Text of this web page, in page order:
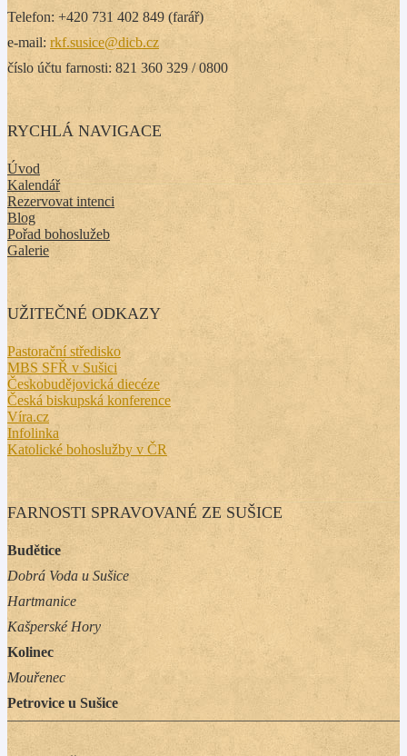
Telefon: +420 731 402 849 (farář)
e-mail: rkf.susice@dicb.cz
číslo účtu farnosti: 821 360 329 / 0800
RYCHLÁ NAVIGACE
Úvod
Kalendář
Rezervovat intenci
Blog
Pořad bohoslužeb
Galerie
UŽITEČNÉ ODKAZY
Pastorační středisko
MBS SFŘ v Sušici
Českobudějovická diecéze
Česká biskupská konference
Víra.cz
Infolinka
Katolické bohoslužby v ČR
FARNOSTI SPRAVOVANÉ ZE SUŠICE
Budětice
Dobrá Voda u Sušice
Hartmanice
Kašperské Hory
Kolinec
Mouřenec
Petrovice u Sušice